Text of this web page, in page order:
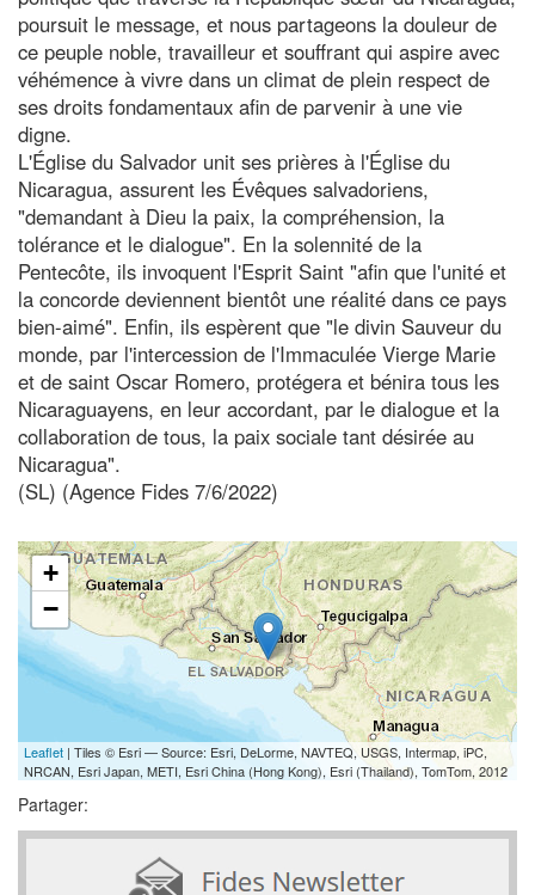
poursuit le message, et nous partageons la douleur de
ce peuple noble, travailleur et souffrant qui aspire avec
véhémence à vivre dans un climat de plein respect de
ses droits fondamentaux afin de parvenir à une vie
digne.
L'Église du Salvador unit ses prières à l'Église du
Nicaragua, assurent les Évêques salvadoriens,
"demandant à Dieu la paix, la compréhension, la
tolérance et le dialogue". En la solennité de la
Pentecôte, ils invoquent l'Esprit Saint "afin que l'unité et
la concorde deviennent bientôt une réalité dans ce pays
bien-aimé". Enfin, ils espèrent que "le divin Sauveur du
monde, par l'intercession de l'Immaculée Vierge Marie
et de saint Oscar Romero, protégera et bénira tous les
Nicaraguayens, en leur accordant, par le dialogue et la
collaboration de tous, la paix sociale tant désirée au
Nicaragua".
(SL) (Agence Fides 7/6/2022)
+
−
Leaflet | Tiles © Esri — Source: Esri, DeLorme, NAVTEQ, USGS, Intermap, iPC,
NRCAN, Esri Japan, METI, Esri China (Hong Kong), Esri (Thailand), TomTom, 2012
Partager: